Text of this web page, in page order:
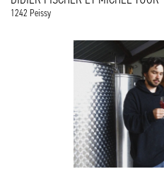
1242 Peissy